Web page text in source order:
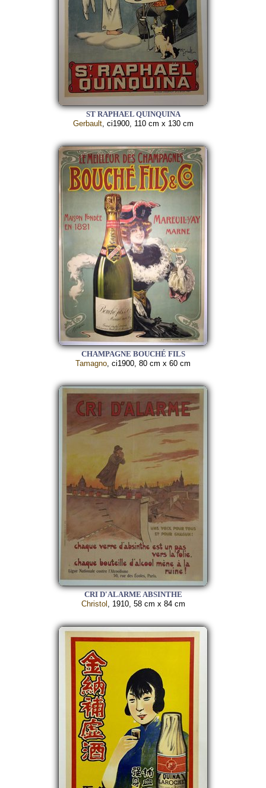
ST RAPHAEL QUINQUINA
Gerbault, ci1900, 110 cm x 130 cm
CHAMPAGNE BOUCHÉ FILS
Tamagno , ci1900, 80 cm x 60 cm
CRI D'ALARME ABSINTHE
Christol , 1910, 58 cm x 84 cm